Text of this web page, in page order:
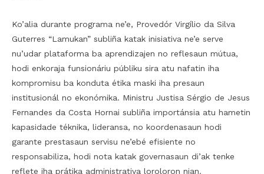
Ko’alia durante programa ne’e, Provedór Virgílio da Silva
Guterres “Lamukan” subliña katak inisiativa ne’e serve
nu’udar plataforma ba aprendizajen no reflesaun mútua,
hodi enkoraja funsionáriu públiku sira atu nafatin iha
kompromisu ba konduta étika maski iha presaun
institusionál no ekonómika. Ministru Justisa Sérgio de Jesus
Fernandes da Costa Hornai subliña importánsia atu hametin
kapasidade téknika, lideransa, no koordenasaun hodi
garante prestasaun servisu ne’ebé efisiente no
responsabiliza, hodi nota katak governasaun di’ak tenke
reflete iha prátika administrativa loroloron nian.